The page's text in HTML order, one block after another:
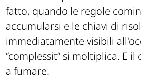
fatto, quando le regole
accumularsi e le chiavi di
immediatamente visibili
“complessit” si moltiplica. E
a fumare.